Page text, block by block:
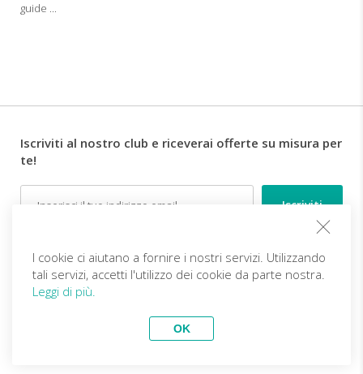
guide ...
Iscriviti al nostro club e riceverai offerte su misura per
te!
Follow us
I cookie ci aiutano a fornire i nostri servizi. Utilizzando
tali servizi, accetti l'utilizzo dei cookie da parte nostra.
Leggi di più.
OK